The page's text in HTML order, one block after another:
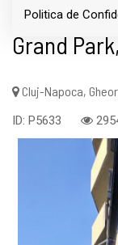
Politica de
Apart.
Grand
Cluj-Napoca,
ID: P5633